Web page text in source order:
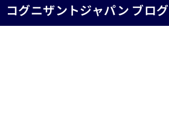
コグニザントジャパン ブログ